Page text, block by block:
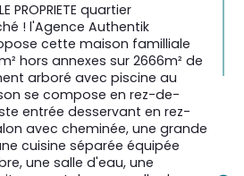
PROPRIETE quartier
! l'Agence Authentik
cette maison familliale
hors annexes sur 2666m² de
arboré avec piscine au
se compose en rez-de-
entrée desservant en rez-
avec cheminée, une grande
cuisine séparée équipée
une salle d'eau, une